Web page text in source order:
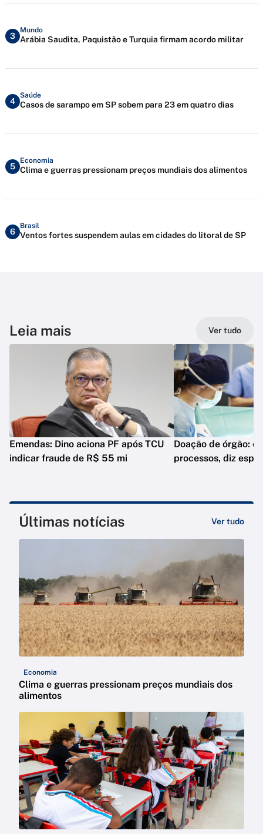
3
Mundo
Arábia Saudita, Paquistão e Turquia firmam acordo militar
4
Saúde
Casos de sarampo em SP sobem para 23 em quatro dias
5
Economia
Clima e guerras pressionam preços mundiais dos alimentos
6
Brasil
Ventos fortes suspendem aulas em cidades do litoral de SP
Leia mais Ver tudo
Emendas: Dino aciona PF após TCU
indicar fraude de R$ 55 mi
Doação de órgão:
processos, diz
Últimas notícias Ver tudo
Economia
Clima e guerras pressionam preços mundiais dos
alimentos